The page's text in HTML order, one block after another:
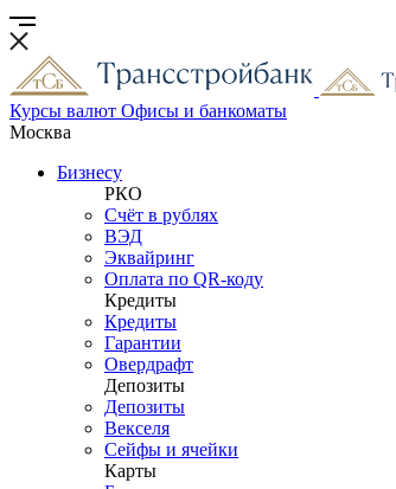
Курсы валют Офисы и банкоматы
Москва
Бизнесу
РКО
Счёт в рублях
ВЭД
Эквайринг
Оплата по QR-коду
Кредиты
Кредиты
Гарантии
Овердрафт
Депозиты
Депозиты
Векселя
Сейфы и ячейки
Карты